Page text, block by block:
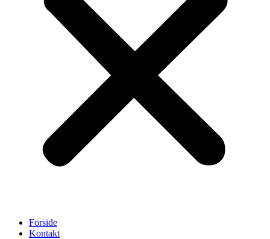
Forside
Kontakt